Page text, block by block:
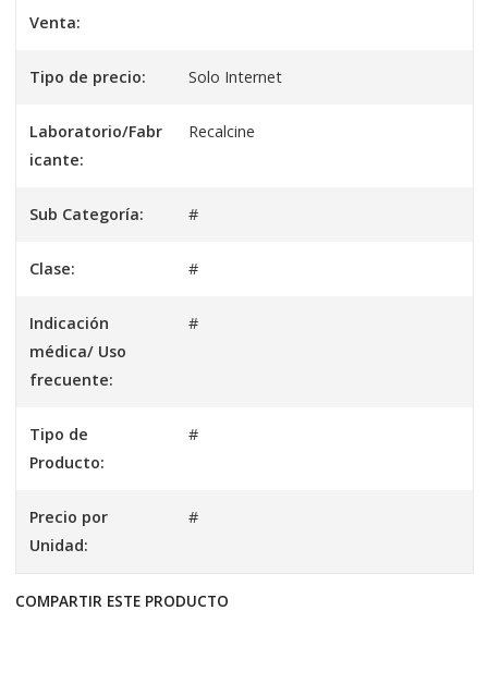
Venta:
Tipo de precio: Solo Internet
Laboratorio/Fabr
icante:
Recalcine
Sub Categoría: #
Clase: #
Indicación
médica/ Uso
frecuente:
#
Tipo de
Producto:
#
Precio por
Unidad:
#
COMPARTIR ESTE PRODUCTO